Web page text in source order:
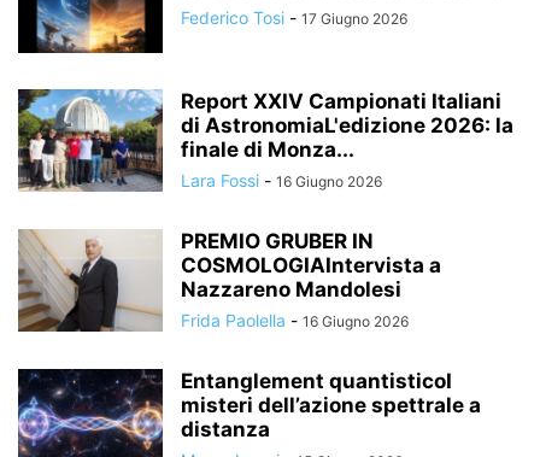
Federico Tosi - 17 Giugno 2026
Report XXIV Campionati Italiani
di AstronomiaL'edizione 2026: la
finale di Monza...
Lara Fossi - 16 Giugno 2026
PREMIO GRUBER IN
COSMOLOGIAIntervista a
Nazzareno Mandolesi
Frida Paolella - 16 Giugno 2026
Entanglement quantisticoI
misteri dell’azione spettrale a
distanza